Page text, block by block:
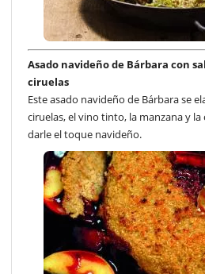
Asado navideño de Bárbara con
ciruelas
Este asado navideño de Bárbara se
ciruelas, el vino tinto, la manzana y la
darle el toque navideño.